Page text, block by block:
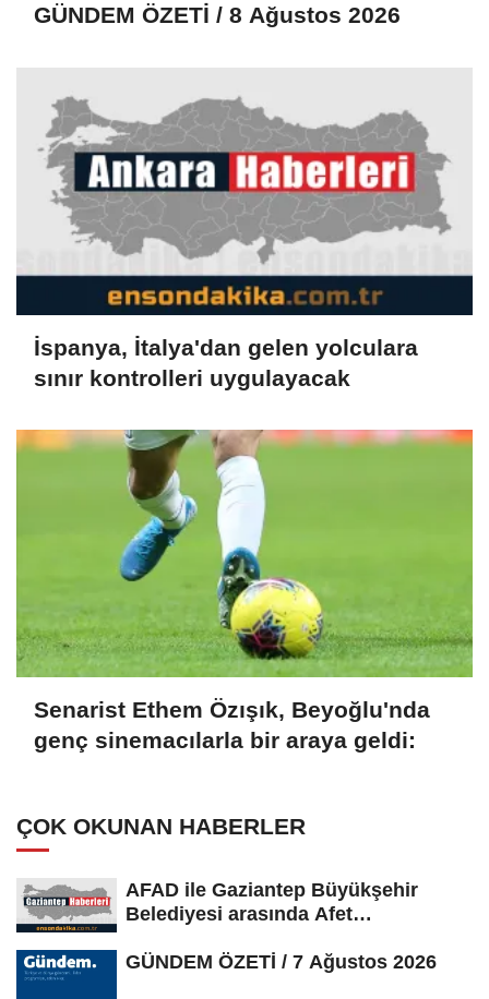
GÜNDEM ÖZETİ / 8 Ağustos 2026
İspanya, İtalya'dan gelen yolculara
sınır kontrolleri uygulayacak
Senarist Ethem Özışık, Beyoğlu'nda
genç sinemacılarla bir araya geldi:
ÇOK OKUNAN HABERLER
AFAD ile Gaziantep Büyükşehir
Belediyesi arasında Afet
GÜNDEM ÖZETİ / 7 Ağustos 2026